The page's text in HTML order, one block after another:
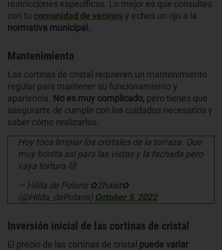
restricciones específicas. Lo mejor es que consultes
con tu comunidad de vecinosy eches un ojo a la
normativa municipal.
Mantenimiento
Las cortinas de cristal requieren un mantenimiento
regular para mantener su funcionamiento y
apariencia. No es muy complicado, pero tienes que
asegurarte de cumplir con los cuidados necesarios y
saber cómo realizarlos.
Hoy toca limpiar los cristales de la terraza. Que
muy bonita así para las vistas y la fachada pero
vaya tortura 😢
— Hilda de Polaris ✿2haist✿
(@Hilda_dePolaris) October 5, 2022
Inversión inicial de las cortinas de cristal
El precio de las cortinas de cristal puede variar